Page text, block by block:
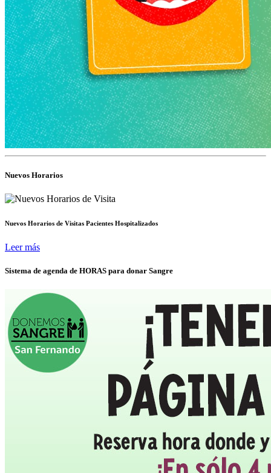
Nuevos Horarios
Nuevos Horarios de Visitas Pacientes Hospitalizados
Leer más
Sistema de agenda de HORAS para donar Sangre